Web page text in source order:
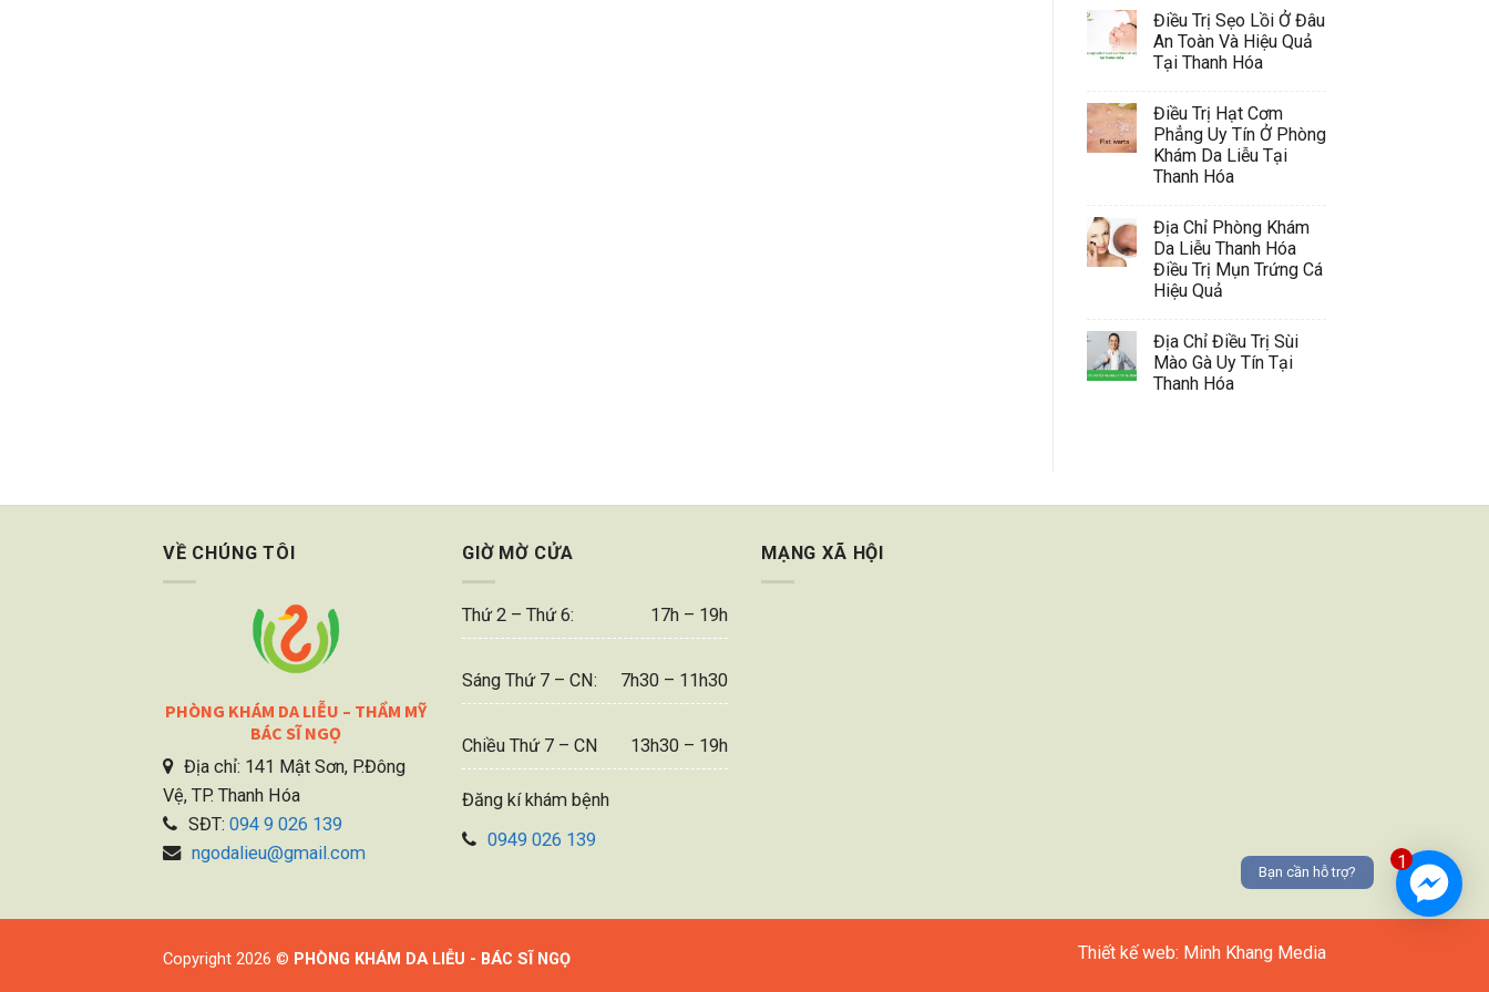
Điều Trị Sẹo Lồi Ở Đâu
An Toàn Và Hiệu Quả
Tại Thanh Hóa
Điều Trị Hạt Cơm
Phẳng Uy Tín Ở Phòng
Khám Da Liễu Tại
Thanh Hóa
Địa Chỉ Phòng Khám
Da Liễu Thanh Hóa
Điều Trị Mụn Trứng Cá
Hiệu Quả
Địa Chỉ Điều Trị Sùi
Mào Gà Uy Tín Tại
Thanh Hóa
VỀ CHÚNG TÔI
PHÒNG KHÁM DA LIỄU – THẨM MỸ
BÁC SĨ NGỌ
Địa chỉ: 141 Mật Sơn, P.Đông
Vệ, TP. Thanh Hóa
SĐT: 094 9 026 139
ngodalieu@gmail.com
GIỜ MỜ CỬA
Thứ 2 – Thứ 6: 17h – 19h
Sáng Thứ 7 – CN: 7h30 – 11h30
Chiều Thứ 7 – CN 13h30 – 19h
Đăng kí khám bệnh
0949 026 139
MẠNG XÃ HỘI
Thiết kế web: Minh Khang Media
Copyright 2026 © PHÒNG KHÁM DA LIỄU - BÁC SĨ NGỌ
1
Bạn cần hỗ trợ?